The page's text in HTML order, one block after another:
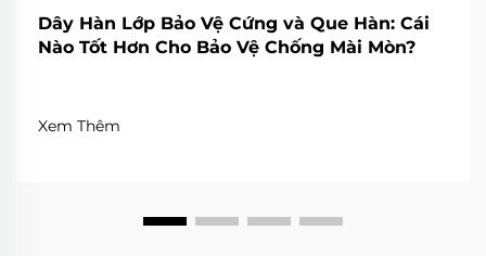
Dây Hàn Lớp Bảo Vệ Cứng và Que Hàn: Cái
Nào Tốt Hơn Cho Bảo Vệ Chống Mài Mòn?
Xem Thêm